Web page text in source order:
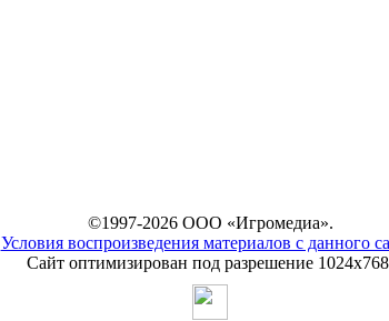
©1997-2026 ООО «Игромедиа».
Условия воспроизведения материалов с данного
Сайт оптимизирован под разрешение